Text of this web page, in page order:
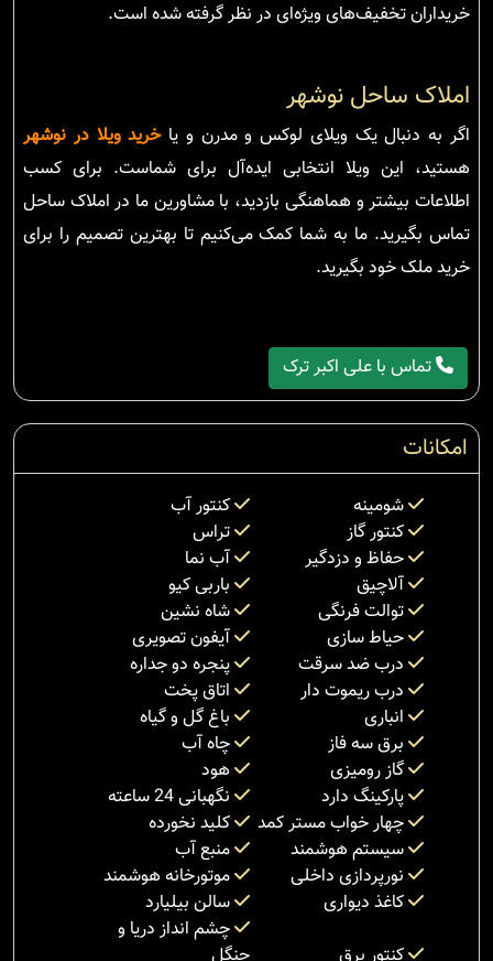
خریداران تخفیف‌های ویژه‌ای در نظر گرفته شده است.
املاک ساحل نوشهر
اگر به دنبال یک ویلای لوکس و مدرن و یاخرید ویلا در نوشهر
هستید، این ویلا انتخابی ایده‌آل برای شماست. برای کسب
اطلاعات بیشتر و هماهنگی بازدید، با مشاورین ما در املاک ساحل
تماس بگیرید. ما به شما کمک می‌کنیم تا بهترین تصمیم را برای
خرید ملک خود بگیرید.
تماس با علی اکبر ترک
امکانات
شومینه
کنتور آب
کنتور گاز
تراس
حفاظ و دزدگیر
آب نما
آلاچیق
باربی کیو
توالت فرنگی
شاه نشین
حیاط سازی
آیفون تصویری
درب ضد سرقت
پنجره دو جداره
درب ریموت دار
اتاق پخت
انباری
باغ گل و گیاه
برق سه فاز
چاه آب
گاز رومیزی
هود
پارکینگ دارد
نگهبانی 24 ساعته
چهار خواب مستر کمد
کلید نخورده
سیستم هوشمند
منبع آب
نورپردازی داخلی
موتورخانه هوشمند
کاغذ دیواری
سالن بیلیارد
چشم انداز دریا و